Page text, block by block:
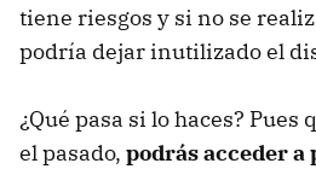
tiene riesgos y si no se
podría dejar inutilizado el
¿Qué pasa si lo haces? Pues
el pasado, podrás acceder a